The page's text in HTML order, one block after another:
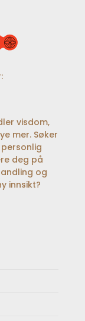
visdom,
mer. Søker
deg på
og
innsikt?